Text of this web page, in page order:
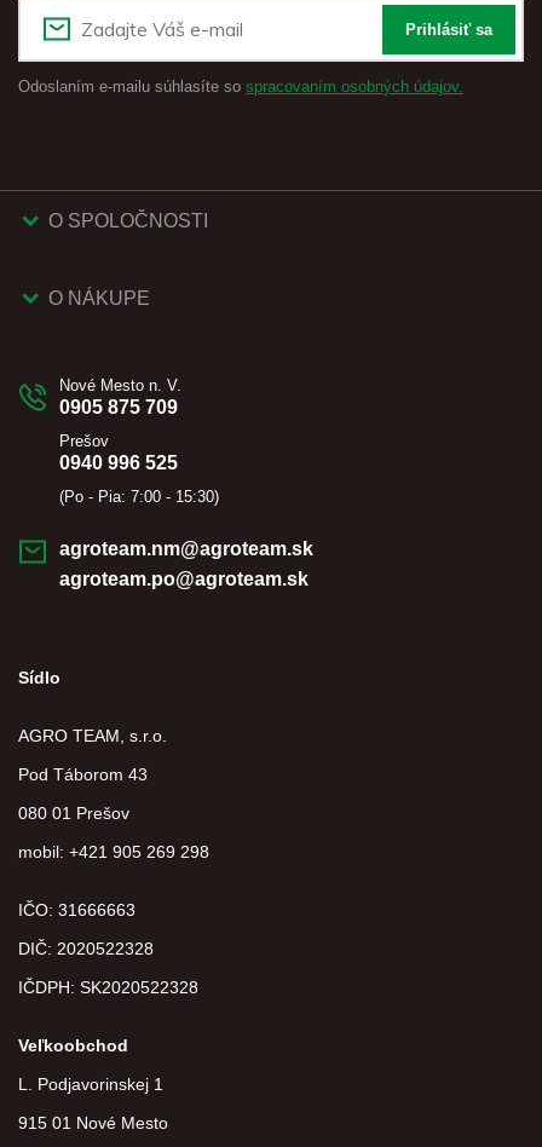
Prihlásiť sa
Odoslaním e-mailu súhlasíte so spracovaním osobných údajov.
O SPOLOČNOSTI
O NÁKUPE
Nové Mesto n. V.
0905 875 709
Prešov
0940 996 525
(Po - Pia: 7:00 - 15:30)
agroteam.nm@agroteam.sk
agroteam.po@agroteam.sk
Sídlo
AGRO TEAM, s.r.o.
Pod Táborom 43
080 01 Prešov
mobil: +421 905 269 298
IČO: 31666663
DIČ: 2020522328
IČDPH: SK2020522328
Veľkoobchod
L. Podjavorinskej 1
915 01 Nové Mesto